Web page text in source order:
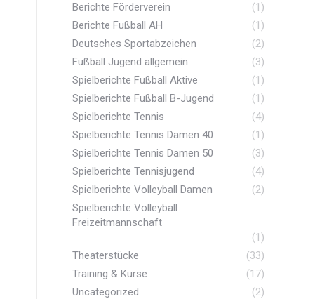
Berichte Förderverein
(1)
Berichte Fußball AH
(1)
Deutsches Sportabzeichen
(2)
Fußball Jugend allgemein
(3)
Spielberichte Fußball Aktive
(1)
Spielberichte Fußball B-Jugend
(1)
Spielberichte Tennis
(4)
Spielberichte Tennis Damen 40
(1)
Spielberichte Tennis Damen 50
(3)
Spielberichte Tennisjugend
(4)
Spielberichte Volleyball Damen
(2)
Spielberichte Volleyball
Freizeitmannschaft
(1)
Theaterstücke
(33)
Training & Kurse
(17)
Uncategorized
(2)